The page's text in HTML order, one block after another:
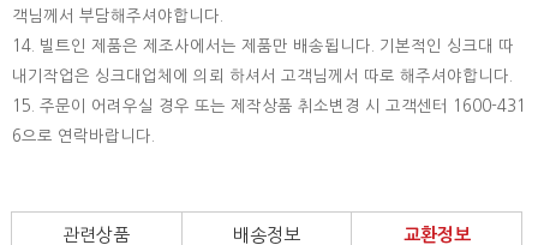
객님께서 부담해주셔야합니다.
14. 빌트인 제품은 제조사에서는 제품만 배송됩니다. 기본적인 싱크대 따
내기작업은 싱크대업체에 의뢰 하셔서 고객님께서 따로 해주셔야합니다.
15. 주문이 어려우실 경우 또는 제작상품 취소변경 시 고객센터 1600-431
6으로 연락바랍니다.
관련상품 배송정보 교환정보